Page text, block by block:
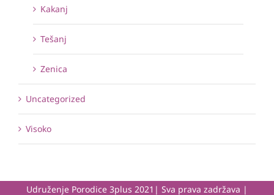
Kakanj
Tešanj
Zenica
Uncategorized
Visoko
Udruženje Porodice 3plus 2021| Sva prava zadržava |